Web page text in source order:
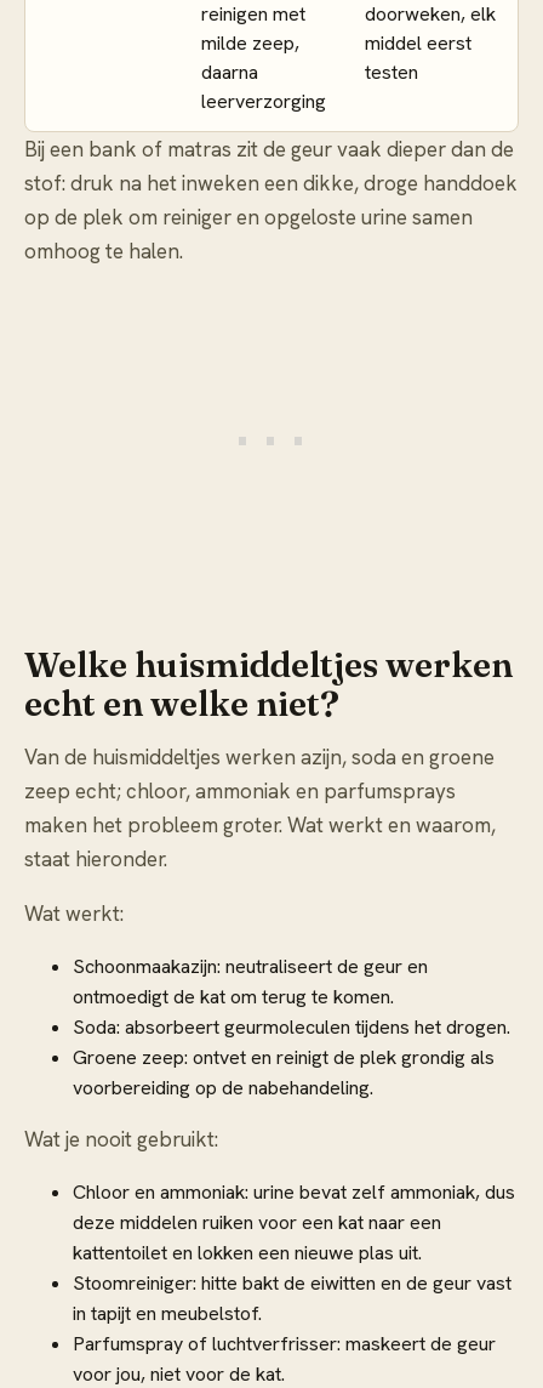
reinigen met
milde zeep,
daarna
leerverzorging
doorweken, elk
middel eerst
testen
Bij een bank of matras zit de geur vaak dieper dan de
stof: druk na het inweken een dikke, droge handdoek
op de plek om reiniger en opgeloste urine samen
omhoog te halen.
Welke huismiddeltjes werken
echt en welke niet?
Van de huismiddeltjes werken azijn, soda en groene
zeep echt; chloor, ammoniak en parfumsprays
maken het probleem groter. Wat werkt en waarom,
staat hieronder.
Wat werkt:
Schoonmaakazijn: neutraliseert de geur en
ontmoedigt de kat om terug te komen.
Soda: absorbeert geurmoleculen tijdens het drogen.
Groene zeep: ontvet en reinigt de plek grondig als
voorbereiding op de nabehandeling.
Wat je nooit gebruikt:
Chloor en ammoniak: urine bevat zelf ammoniak, dus
deze middelen ruiken voor een kat naar een
kattentoilet en lokken een nieuwe plas uit.
Stoomreiniger: hitte bakt de eiwitten en de geur vast
in tapijt en meubelstof.
Parfumspray of luchtverfrisser: maskeert de geur
voor jou, niet voor de kat.